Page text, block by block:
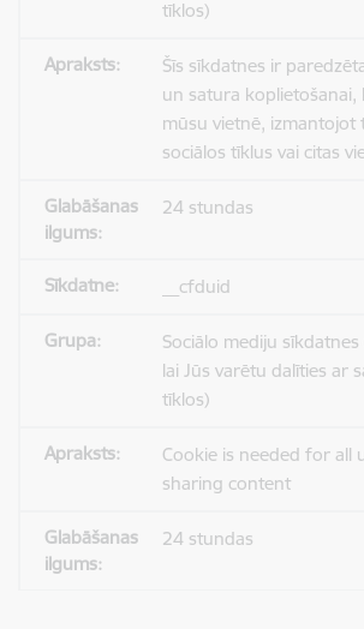
tīklos)
Šīs sīkdatnes ir
un satura koplietošanai,
mūsu vietnē, izmantojot
sociālos tīklus vai citas
24 stundas
__cfduid
Sociālo mediju sīkdatnes
lai Jūs varētu dalīties ar
tīklos)
Cookie is needed for all
sharing content
24 stundas